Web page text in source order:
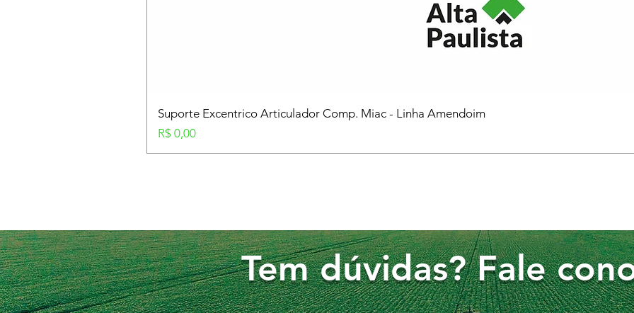
Suporte Excentrico Articulador Comp. Miac - Linha Amendoim
Preço
R$ 0,00
Tem dúvidas? Fale